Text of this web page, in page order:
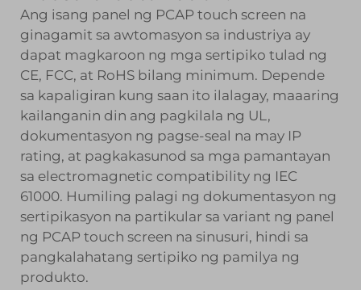
Ang isang panel ng PCAP touch screen na
ginagamit sa awtomasyon sa industriya ay
dapat magkaroon ng mga sertipiko tulad ng
CE, FCC, at RoHS bilang minimum. Depende
sa kapaligiran kung saan ito ilalagay, maaaring
kailanganin din ang pagkilala ng UL,
dokumentasyon ng pagse-seal na may IP
rating, at pagkakasunod sa mga pamantayan
sa electromagnetic compatibility ng IEC
61000. Humiling palagi ng dokumentasyon ng
sertipikasyon na partikular sa variant ng panel
ng PCAP touch screen na sinusuri, hindi sa
pangkalahatang sertipiko ng pamilya ng
produkto.